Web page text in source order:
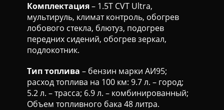
Комплектация– 1.5T CVT Ultra,
мультируль, климат контроль, обогрев
лобового стекла, блютуз, подогрев
передних сидений, обогрев зеркал,
подлокотник.
Тип топлива – бензин марки АИ95;
расход топлива на 100 км: 9.7 л. – город;
5.2 л. – трасса; 6.9 л. – комбинированный;
Объем топливного бака 48 литра.